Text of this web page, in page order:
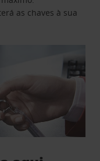
as chaves à sua